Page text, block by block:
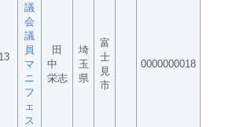
議
会
議
員
マ
ニ
フ
ェ
ス
田
中
栄志
埼
玉
県
富
士
見
市
0000000018